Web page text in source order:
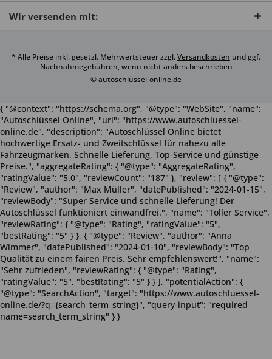
Wir versenden mit:
* Alle Preise inkl. gesetzl. Mehrwertsteuer zzgl.Versandkosten und ggf.
Nachnahmegebühren, wenn nicht anders beschrieben
© autoschlüssel-online.de
{ "@context": "https://schema.org", "@type": "WebSite", "name":
"Autoschlüssel Online", "url": "https://www.autoschluessel-
online.de", "description": "Autoschlüssel Online bietet
hochwertige Ersatz- und Zweitschlüssel für nahezu alle
Fahrzeugmarken. Schnelle Lieferung, Top-Service und günstige
Preise.", "aggregateRating": { "@type": "AggregateRating",
"ratingValue": "5.0", "reviewCount": "187" }, "review": [ { "@type":
"Review", "author": "Max Müller", "datePublished": "2024-01-15",
"reviewBody": "Super Service und schnelle Lieferung! Der
Autoschlüssel funktioniert einwandfrei.", "name": "Toller Service",
"reviewRating": { "@type": "Rating", "ratingValue": "5",
"bestRating": "5" } }, { "@type": "Review", "author": "Anna
Wimmer", "datePublished": "2024-01-10", "reviewBody": "Top
Qualität zu einem fairen Preis. Sehr empfehlenswert!", "name":
"Sehr zufrieden", "reviewRating": { "@type": "Rating",
"ratingValue": "5", "bestRating": "5" } } ], "potentialAction": {
"@type": "SearchAction", "target": "https://www.autoschluessel-
online.de/?q={search_term_string}", "query-input": "required
name=search_term_string" } }